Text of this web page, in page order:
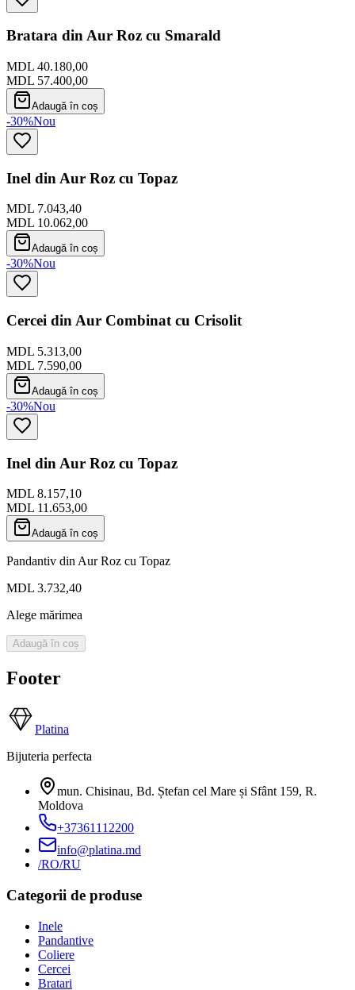
Bratara din Aur Roz cu Smarald
MDL 40.180,00
MDL 57.400,00
Adaugă în coș
-30%Nou
Inel din Aur Roz cu Topaz
MDL 7.043,40
MDL 10.062,00
Adaugă în coș
-30%Nou
Cercei din Aur Combinat cu Crisolit
MDL 5.313,00
MDL 7.590,00
Adaugă în coș
-30%Nou
Inel din Aur Roz cu Topaz
MDL 8.157,10
MDL 11.653,00
Adaugă în coș
Pandantiv din Aur Roz cu Topaz
MDL 3.732,40
Alege mărimea
Adaugă în coș
Footer
Platina
Bijuteria perfecta
mun. Chisinau, Bd. Ștefan cel Mare și Sfânt 159, R.
Moldova
+37361112200
info@platina.md
/RO/RU
Categorii de produse
Inele
Pandantive
Coliere
Cercei
Bratari